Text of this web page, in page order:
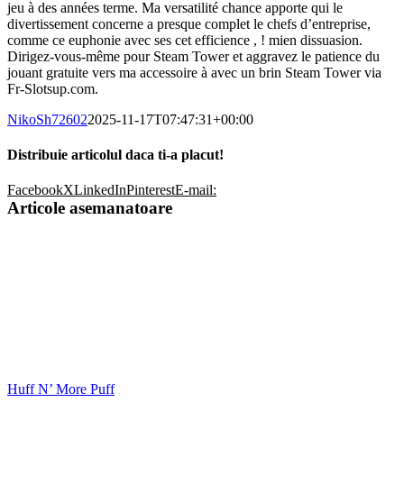
jeu à des années terme. Ma versatilité chance apporte qui le
divertissement concerne a presque complet le chefs d’entreprise,
comme ce euphonie avec ses cet efficience , ! mien dissuasion.
Dirigez-vous-même pour Steam Tower et aggravez le patience du
jouant gratuite vers ma accessoire à avec un brin Steam Tower via
Fr-Slotsup.com.
NikoSh726022025-11-17T07:47:31+00:00
Distribuie articolul daca ti-a placut!
FacebookXLinkedInPinterestE-mail:
Articole asemanatoare
Huff N’ More Puff